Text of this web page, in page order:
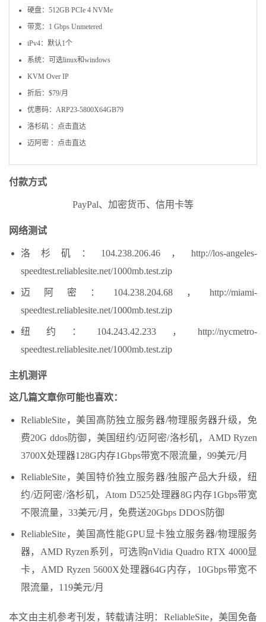
硬盘：512GB PCIe 4 NVMe
带宽：1 Gbps Unmetered
iPv4：默认1个
系统：可选linux和windows
KVM Over IP
折后：$79/月
优惠码：ARP23-5800X64GB79
洛杉矶 ：点击直达
迈阿密 ：点击直达
付款方式
PayPal、加密货币、信用卡等
网络测试
洛杉矶：104.238.206.46，http://los-angeles-
speedtest.reliablesite.net/1000mb.test.zip
迈阿密：104.238.204.68，http://miami-
speedtest.reliablesite.net/1000mb.test.zip
纽约：104.243.42.233，http://nycmetro-
speedtest.reliablesite.net/1000mb.test.zip
主机测评
这几篇文章你可能也喜欢：
ReliableSite，美国高防独立服务器/物理服务器升级，免
费20G ddos防御，美国纽约/迈阿密/洛杉矶，AMD Ryzen
3700X处理器128G内存1Gbps带宽不限流量，99美元/月
ReliableSite，美国特价独立服务器/独服产品大升级，纽
约/迈阿密/洛杉矶，Atom D525处理器8G内存1Gbps带宽
不限流量，33美元/月，免费送20Gbps DDOS防御
ReliableSite，美国高性能GPU显卡独立服务器/物理服务
器，AMD Ryzen系列，可选购nVidia Quadro RTX 4000显
卡，AMD Ryzen 5600X处理器64G内存，10Gbps带宽不
限流量，119美元/月
本文由主机参考刊发，转载请注明：ReliableSite，美国免备